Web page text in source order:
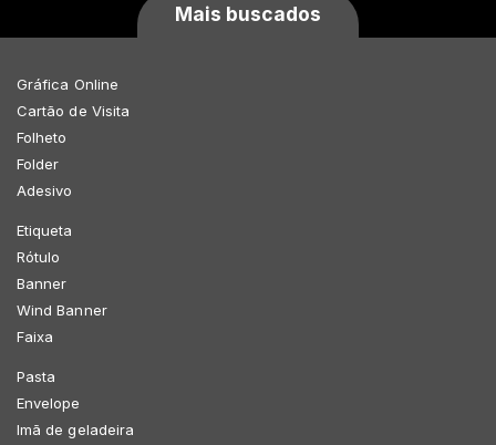
Mais buscados
Gráfica Online
Cartão de Visita
Folheto
Folder
Adesivo
Etiqueta
Rótulo
Banner
Wind Banner
Faixa
Pasta
Envelope
Imã de geladeira